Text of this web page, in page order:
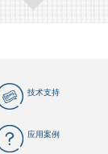
技术支持
应用案例